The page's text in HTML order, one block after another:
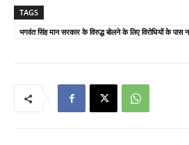
TAGS
भगवंत सिंह मान सरकार के विरुद्ध बोलने के लिए विरोधियों के पास